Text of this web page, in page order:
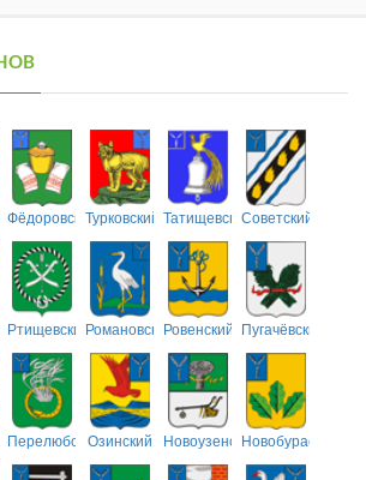
ФёдоровскийТурковский ТатищевскийСоветский
РтищевскийРомановскийРовенский Пугачёвский
ПерелюбскийОзинский НовоузенскийНовобурасский